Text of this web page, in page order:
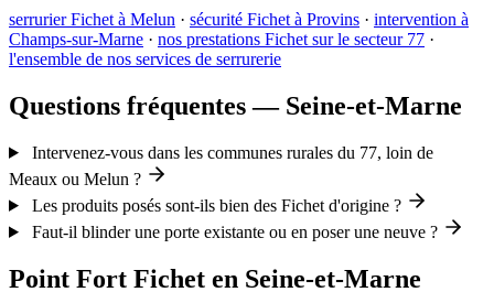
serrurier Fichet à Melun · sécurité Fichet à Provins · intervention à
Champs-sur-Marne · nos prestations Fichet sur le secteur 77 ·
l'ensemble de nos services de serrurerie
Questions fréquentes — Seine-et-Marne
Intervenez-vous dans les communes rurales du 77, loin de
Meaux ou Melun ?
Les produits posés sont-ils bien des Fichet d'origine ?
Faut-il blinder une porte existante ou en poser une neuve ?
Point Fort Fichet en Seine-et-Marne